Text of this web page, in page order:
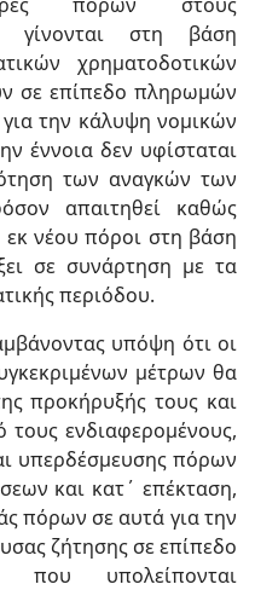
γίνονται στη βάση
χρηματοδοτικών
σε επίπεδο πληρωμών
την κάλυψη νομικών
έννοια δεν υφίσταται
των αναγκών των
απαιτηθεί καθώς
νέου πόροι στη βάση
σε συνάρτηση με τα
περιόδου.
υπόψη ότι οι
μέτρων θα
προκήρυξής τους και
ενδιαφερομένους,
υπερδέσμευσης πόρων
και κατ΄ επέκταση,
πόρων σε αυτά για την
ζήτησης σε επίπεδο
υπολείπονται